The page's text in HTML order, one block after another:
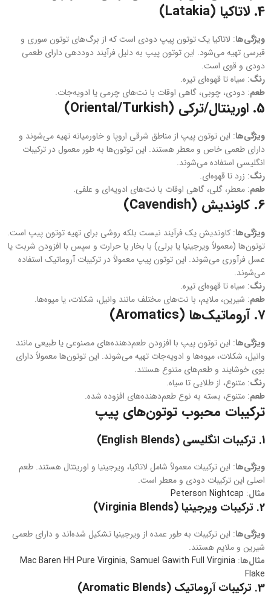
4. لاتاکیا (Latakia)
ویژگی‌ها: لاتاکیا یک توتون پیپ دودی است که از برگ‌های توتون سوری و
قبرسی تهیه می‌شود. این توتون پیپ به دلیل فرآیند دوددهی دارای طعمی
دودی و قوی است.
رنگ: سیاه تا قهوه‌ای تیره.
طعم: دودی، چوبی، گاهی اوقات با نت‌های چرمی یا ادویه‌جات.
5. اورینتال/ترکی (Oriental/Turkish)
ویژگی‌ها: این توتون‌ پیپ از مناطق شرقی اروپا و خاورمیانه تهیه می‌شوند و
دارای طعمی خاص و معطر هستند. این توتون‌ها به طور معمول در ترکیبات
انگلیسی استفاده می‌شوند.
رنگ: زرد تا قهوه‌ای.
طعم: معطر، گلی، گاهی اوقات با نت‌های ادویه‌ای و علفی.
6. کاوندیش (Cavendish)
ویژگی‌ها: کاوندیش یک فرآیند نیست بلکه روشی برای تهیه توتون پیپ است.
توتون‌ها (معمولاً ویرجینیا یا برلی) با بخار یا حرارت و سپس با افزودن شربت یا
عسل فرآوری می‌شوند. این توتون‌ پیپ معمولاً در ترکیبات آروماتیک استفاده
می‌شوند.
رنگ: سیاه تا قهوه‌ای تیره.
طعم: شیرین، ملایم، با نت‌های مختلف مانند وانیل، شکلات، یا میوه‌ها.
7. آروماتیک‌ها (Aromatics)
ویژگی‌ها: این توتون‌ پیپ با افزودن طعم‌دهنده‌های مصنوعی یا طبیعی مانند
وانیل، شکلات، میوه‌ها و ادویه‌جات تهیه می‌شوند. این توتون‌ها معمولاً دارای
بوی خوشایند و طعم‌های متنوع هستند.
رنگ: متنوع، از طلایی تا سیاه.
طعم: متنوع، بسته به نوع طعم‌دهنده‌های افزوده شده.
ترکیبات محبوب توتون‌های پیپ
1. ترکیبات انگلیسی (English Blends)
ویژگی‌ها: این ترکیبات معمولاً شامل لاتاکیا، ویرجینیا و اورینتال هستند. طعم
اصلی این ترکیبات دودی و معطر است.
مثال‌:
Peterson Nightcap
2. ترکیبات ویرجینیا (Virginia Blends)
ویژگی‌ها: این ترکیبات به طور عمده از ویرجینیا تشکیل شده‌اند و دارای طعمی
شیرین و ملایم هستند.
مثال‌ها:
Mac Baren HH Pure Virginia, Samuel Gawith Full Virginia
Flake
3. ترکیبات آروماتیک (Aromatic Blends)